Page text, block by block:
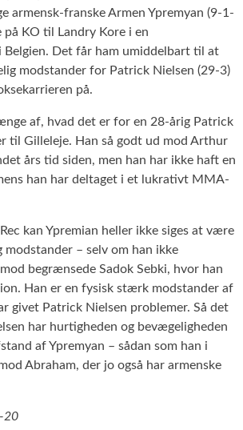
armensk-franske Armen Ypremyan (9-1-
på KO til Landry Kore i en
Belgien. Det får ham umiddelbart til at
modstander for Patrick Nielsen (29-3)
på.
af, hvad det er for en 28-årig Patrick
til Gilleleje. Han så godt ud mod Arthur
års tid siden, men han har ikke haft en
han har deltaget i et lukrativt MMA-
kan Ypremian heller ikke siges at være
modstander – selv om han ikke
begrænsede Sadok Sebki, hvor han
Han er en fysisk stærk modstander af
givet Patrick Nielsen problemer. Så det
har hurtigheden og bevægeligheden
af Ypremyan – sådan som han i
Abraham, der jo også har armenske
20